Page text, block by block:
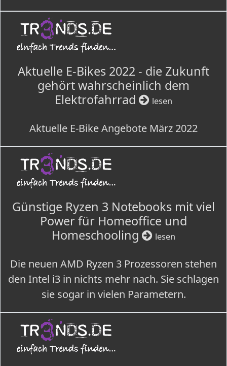
Aktuelle E-Bikes 2022 - die Zukunft
gehört wahrscheinlich dem
Elektrofahrrad
lesen
Aktuelle E-Bike Angebote März 2022
Günstige Ryzen 3 Notebooks mit viel
Power für Homeoffice und
Homeschooling
lesen
Die neuen AMD Ryzen 3 Prozessoren stehen
den Intel i3 in nichts mehr nach. Sie schlagen
sie sogar in vielen Parametern.